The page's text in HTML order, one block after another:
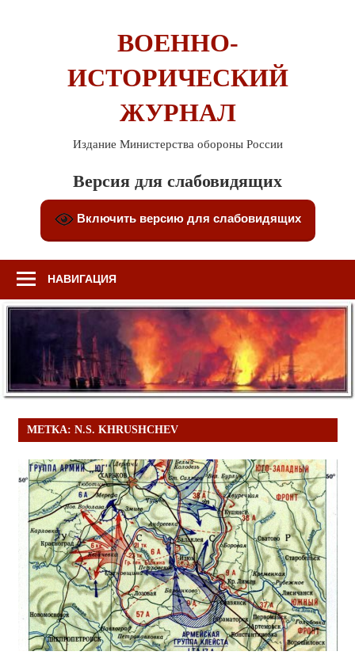
ВОЕННО-
ИСТОРИЧЕСКИЙ
ЖУРНАЛ
Издание Министерства обороны России
Версия для слабовидящих
Включить версию для слабовидящих
НАВИГАЦИЯ
МЕТКА: N.S. KHRUSHCHEV